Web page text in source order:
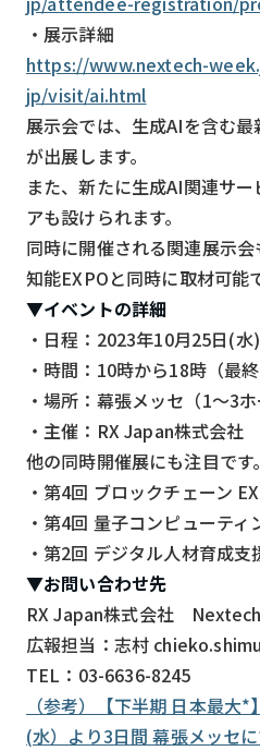
SaaS
AI
おすすめ
SIM
スマホ
・展示詳細
https://www.nextech-
jp/visit/ai.html
展示会では、生成AIを含む
が出展します。
また、新たに生成AI関連サ
アも設けられます。
同時に開催される関連展示
知能EXPOと同時に取材可能
▼イベントの詳細
・日程：2023年10月25日(
・時間：10時から18時（最
・場所：幕張メッセ（1～3ホ
・主催：RX Japan株式会社
他の同時開催展にも注目です。
・第4回 ブロックチェーン
・第4回 量子コンピューティ
・第2回 デジタル人材育成支
▼お問い合わせ先
RX Japan株式会社
広報担当：志村
TEL：03-6636-8245
（参考）【下半期 日本最大
(水）より3日間 幕張メッセ